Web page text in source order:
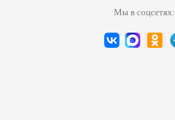
Мы в соцсетях: